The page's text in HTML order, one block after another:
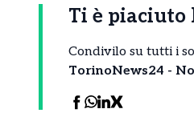
Ti è piaciuto
Condivilo su tutti i
TorinoNews24 -